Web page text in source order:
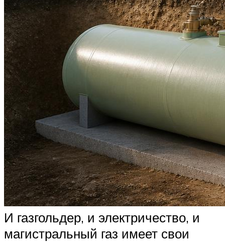
И газгольдер, и электричество, и
магистральный газ имеет свои